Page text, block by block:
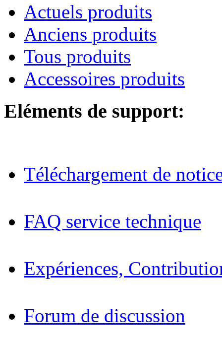
Actuels produits
Anciens produits
Tous produits
Accessoires produits
Eléments de support:
Téléchargement de
FAQ service technique
Expériences,
Forum de discussion